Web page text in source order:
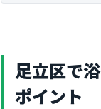
足立区で
ポイント